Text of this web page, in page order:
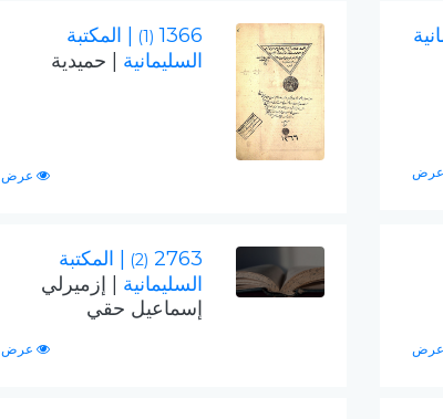
عرض
1366
(1)
| المكتبة
السليمانية
| حميدية
عرض
عرض
2763
(2)
| المكتبة
السليمانية
| إزميرلي
إسماعيل حقي
عرض